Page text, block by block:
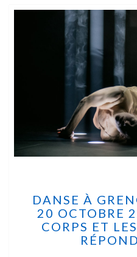
DANSE À
20 OCTOBRE
CORPS ET